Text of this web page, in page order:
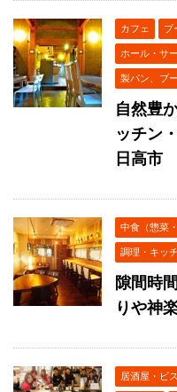
カフェ ブ
ホール・サ
製パン、ブ
自然豊
ッチン
日高市
中食（惣菜
調理・キッ
隙間時
りや神
居酒屋・ビ